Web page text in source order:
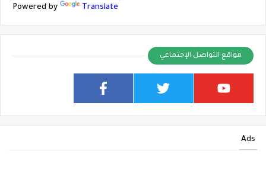
Powered by Translate
مواقع التواصل الإجتماعي
Ads